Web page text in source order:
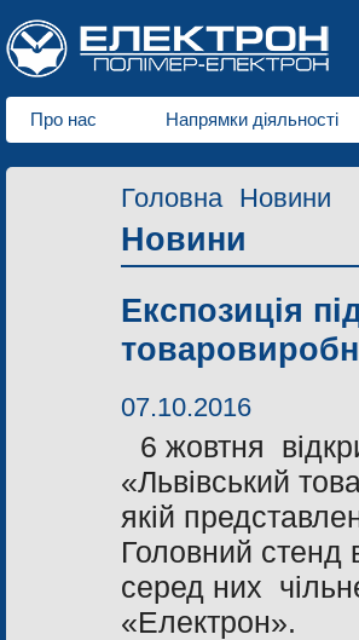
Про нас Напрямки діяльності
Головна Новини
Новини
Експозиція
07.10.2016
6 жовтня
«Львівський
якій
Головний стенд
серед них
«Електрон».